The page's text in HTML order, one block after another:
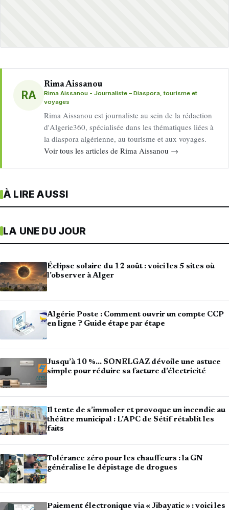
RA
Rima Aissanou
Rima Aissanou - Journaliste – Diaspora, tourisme et
voyages
Rima Aissanou est journaliste au sein de la rédaction
d'Algerie360, spécialisée dans les thématiques liées à
la diaspora algérienne, au tourisme et aux voyages.
Voir tous les articles de Rima Aissanou →
À LIRE AUSSI
LA UNE DU JOUR
Éclipse solaire du 12 août : voici les 5 sites où
l’observer à Alger
Algérie Poste : Comment ouvrir un compte CCP
en ligne ? Guide étape par étape
Jusqu’à 10 %… SONELGAZ dévoile une astuce
simple pour réduire sa facture d’électricité
Il tente de s’immoler et provoque un incendie au
théâtre municipal : L’APC de Sétif rétablit les
faits
Tolérance zéro pour les chauffeurs : la GN
généralise le dépistage de drogues
Paiement électronique via « Jibayatic » : voici les